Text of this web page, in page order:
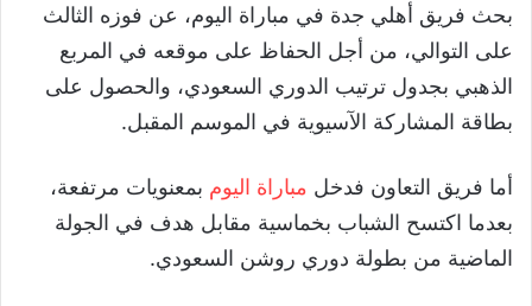
بحث فريق أهلي جدة في مباراة اليوم، عن فوزه الثالث
على التوالي، من أجل الحفاظ على موقعه في المربع
الذهبي بجدول ترتيب الدوري السعودي، والحصول على
بطاقة المشاركة الآسيوية في الموسم المقبل.
أما فريق التعاون فدخل مباراة اليوم بمعنويات مرتفعة،
بعدما اكتسح الشباب بخماسية مقابل هدف في الجولة
الماضية من بطولة دوري روشن السعودي.